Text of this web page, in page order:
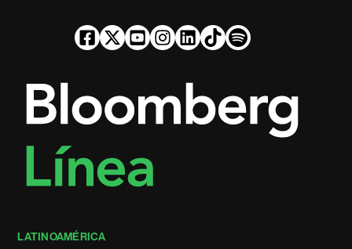
LATINOAMÉRICA